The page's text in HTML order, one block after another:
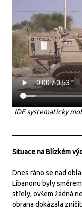
IDF systematicky
Situace na Blízkém
Dnes ráno se nad
Libanonu byly
střely, ovšem žádná
obrana dokázala